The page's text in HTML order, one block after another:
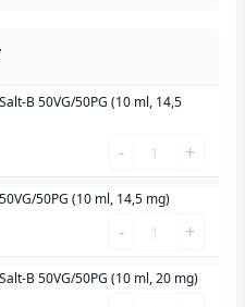
B 50VG/50PG (10 ml, 14,5
-
Shift
-
Nikotinshot
Salt-
B
50VG/50PG
+
50PG (10 ml, 14,5 mg)
-
Shift
-
Nikotinshot
+
B 50VG/50PG (10 ml, 20 mg)